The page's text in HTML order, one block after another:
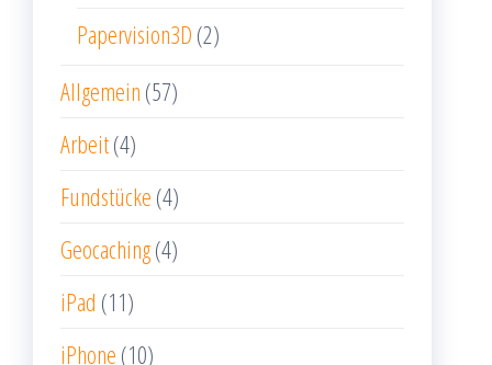
Papervision3D (2)
Allgemein (57)
Arbeit(4)
Fundstücke (4)
Geocaching(4)
iPad (11)
iPhone (10)